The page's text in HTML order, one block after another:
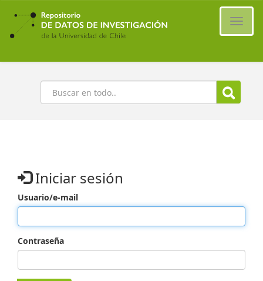
Ir
contenido
principal
Buscar
Iniciar sesión
Usuario/e-mail
Contraseña